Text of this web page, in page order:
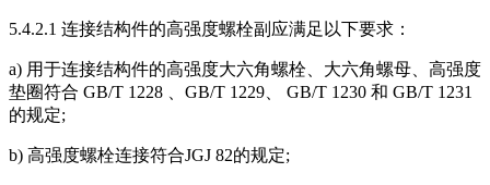
5.4.2.1 连接结构件的高强度螺栓副应满足以下要求：
a) 用于连接结构件的高强度大六角螺栓、大六角螺母、高强度
垫圈符合 GB/T 1228 、GB/T 1229、 GB/T 1230 和 GB/T 1231
的规定;
b) 高强度螺栓连接符合JGJ 82的规定;